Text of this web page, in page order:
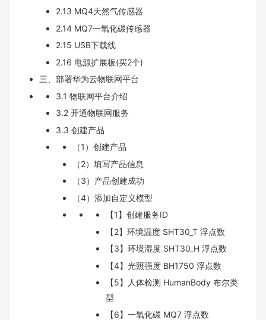
2.13 MQ4天然气传感器
2.14 MQ7一氧化碳传感器
2.15 USB下载线
2.16 电源扩展板(买2个)
三、部署华为云物联网平台
3.1 物联网平台介绍
3.2 开通物联网服务
3.3 创建产品
（1）创建产品
（2）填写产品信息
（3）产品创建成功
（4）添加自定义模型
【1】创建服务ID
【2】环境温度 SHT30_T 浮点数
【3】环境湿度 SHT30_H 浮点数
【4】光照强度 BH1750 浮点数
【5】人体检测 HumanBody 布尔类
型
【6】一氧化碳 MQ7 浮点数